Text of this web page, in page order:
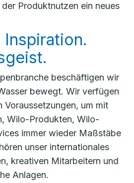
Produktnutzen ein neues
beschäftigen wir
bewegt. Wir verfügen
Voraussetzungen, um mit
Wilo-Produkten, Wilo-
immer wieder Maßstäbe
unser internationales
kreativen Mitarbeitern und
Anlagen.